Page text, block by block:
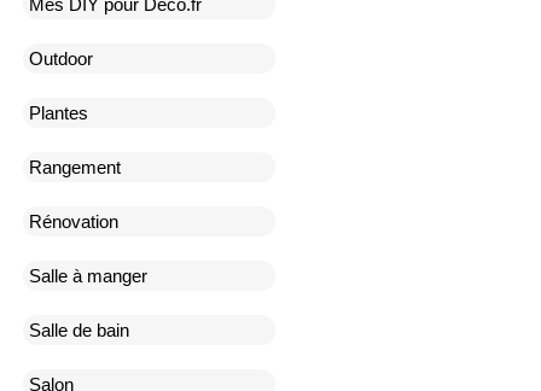
Mes DIY pour Déco.fr
Outdoor
Plantes
Rangement
Rénovation
Salle à manger
Salle de bain
Salon